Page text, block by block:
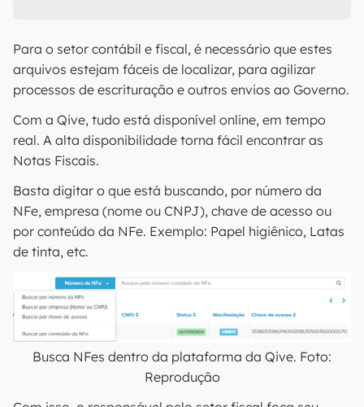
Para o setor contábil e fiscal, é necessário que estes
arquivos estejam fáceis de localizar, para agilizar
processos de escrituração e outros envios ao Governo.
Com a Qive, tudo está disponível online, em tempo
real. A alta disponibilidade torna fácil encontrar as
Notas Fiscais.
Basta digitar o que está buscando, por número da
NFe, empresa (nome ou CNPJ), chave de acesso ou
por conteúdo da NFe. Exemplo: Papel higiênico, Latas
de tinta, etc.
Busca NFes dentro da plataforma da Qive. Foto:
Reprodução